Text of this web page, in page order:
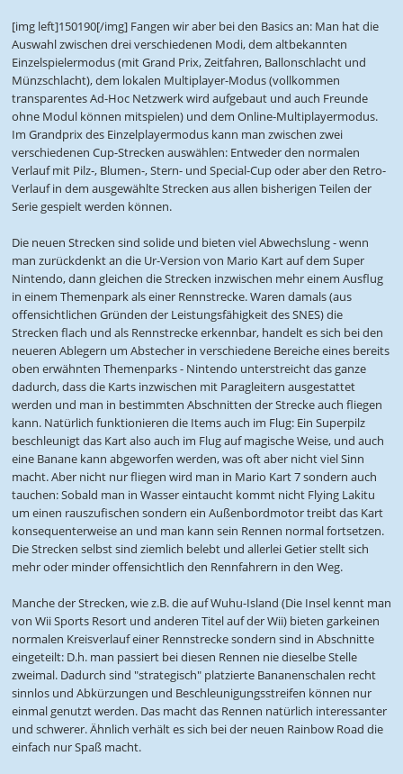
[img left]150190[/img] Fangen wir aber bei den Basics an: Man hat die
Auswahl zwischen drei verschiedenen Modi, dem altbekannten
Einzelspielermodus (mit Grand Prix, Zeitfahren, Ballonschlacht und
Münzschlacht), dem lokalen Multiplayer-Modus (vollkommen
transparentes Ad-Hoc Netzwerk wird aufgebaut und auch Freunde
ohne Modul können mitspielen) und dem Online-Multiplayermodus.
Im Grandprix des Einzelplayermodus kann man zwischen zwei
verschiedenen Cup-Strecken auswählen: Entweder den normalen
Verlauf mit Pilz-, Blumen-, Stern- und Special-Cup oder aber den Retro-
Verlauf in dem ausgewählte Strecken aus allen bisherigen Teilen der
Serie gespielt werden können.
Die neuen Strecken sind solide und bieten viel Abwechslung - wenn
man zurückdenkt an die Ur-Version von Mario Kart auf dem Super
Nintendo, dann gleichen die Strecken inzwischen mehr einem Ausflug
in einem Themenpark als einer Rennstrecke. Waren damals (aus
offensichtlichen Gründen der Leistungsfähigkeit des SNES) die
Strecken flach und als Rennstrecke erkennbar, handelt es sich bei den
neueren Ablegern um Abstecher in verschiedene Bereiche eines bereits
oben erwähnten Themenparks - Nintendo unterstreicht das ganze
dadurch, dass die Karts inzwischen mit Paragleitern ausgestattet
werden und man in bestimmten Abschnitten der Strecke auch fliegen
kann. Natürlich funktionieren die Items auch im Flug: Ein Superpilz
beschleunigt das Kart also auch im Flug auf magische Weise, und auch
eine Banane kann abgeworfen werden, was oft aber nicht viel Sinn
macht. Aber nicht nur fliegen wird man in Mario Kart 7 sondern auch
tauchen: Sobald man in Wasser eintaucht kommt nicht Flying Lakitu
um einen rauszufischen sondern ein Außenbordmotor treibt das Kart
konsequenterweise an und man kann sein Rennen normal fortsetzen.
Die Strecken selbst sind ziemlich belebt und allerlei Getier stellt sich
mehr oder minder offensichtlich den Rennfahrern in den Weg.
Manche der Strecken, wie z.B. die auf Wuhu-Island (Die Insel kennt man
von Wii Sports Resort und anderen Titel auf der Wii) bieten garkeinen
normalen Kreisverlauf einer Rennstrecke sondern sind in Abschnitte
eingeteilt: D.h. man passiert bei diesen Rennen nie dieselbe Stelle
zweimal. Dadurch sind "strategisch" platzierte Bananenschalen recht
sinnlos und Abkürzungen und Beschleunigungsstreifen können nur
einmal genutzt werden. Das macht das Rennen natürlich interessanter
und schwerer. Ähnlich verhält es sich bei der neuen Rainbow Road die
einfach nur Spaß macht.